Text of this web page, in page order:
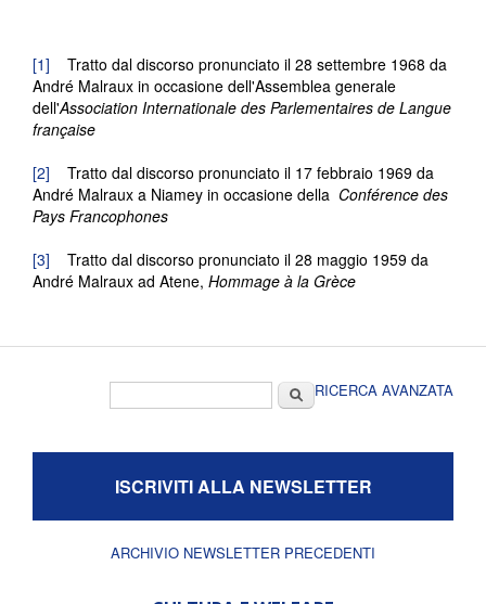
[1] Tratto dal discorso pronunciato il 28 settembre 1968 da
André Malraux in occasione dell'Assemblea generale
dell'Association Internationale des Parlementaires de Langue
française
[2] Tratto dal discorso pronunciato il 17 febbraio 1969 da
André Malraux a Niamey in occasione della Conférence des
Pays Francophones
[3] Tratto dal discorso pronunciato il 28 maggio 1959 da
André Malraux ad Atene, Hommage à la Grèce
CercaRICERCA AVANZATA
ISCRIVITI ALLA NEWSLETTER
ARCHIVIO NEWSLETTER PRECEDENTI